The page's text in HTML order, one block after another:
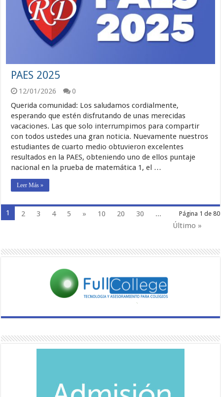
PAES 2025
12/01/2026
0
Querida comunidad: Los saludamos cordialmente,
esperando que estén disfrutando de unas merecidas
vacaciones. Las que solo interrumpimos para compartir
con todos ustedes una gran noticia. Nuevamente nuestros
estudiantes de cuarto medio obtuvieron excelentes
resultados en la PAES, obteniendo uno de ellos puntaje
nacional en la prueba de matemática 1, el …
Leer Más »
Página 1 de 80
1 2 3 4 5 » 10 20 30
...
Último »